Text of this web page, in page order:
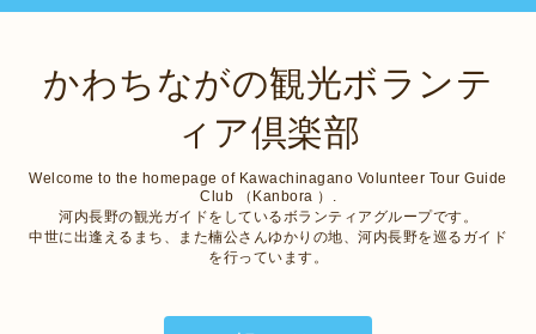
かわちながの観光ボランテ
ィア倶楽部
Welcome to the homepage of Kawachinagano Volunteer Tour Guide
Club （Kanbora ）.
河内長野の観光ガイドをしているボランティアグループです。
中世に出逢えるまち、また楠公さんゆかりの地、河内長野を巡るガイド
を行っています。